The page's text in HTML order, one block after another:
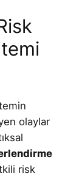
olaylar
risk